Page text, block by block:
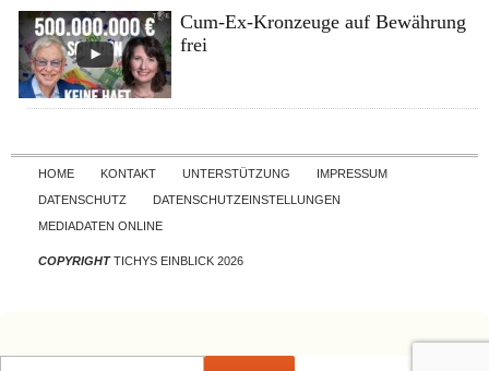
Cum-Ex-Kronzeuge auf Bewährung
frei
Skip to content
HOME KONTAKT UNTERSTÜTZUNG
IMPRESSUM
DATENSCHUTZ
DATENSCHUTZEINSTELLUNGEN
MEDIADATEN ONLINE
COPYRIGHTTICHYS EINBLICK 2026